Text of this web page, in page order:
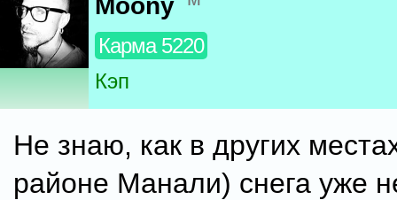
Moony
Карма 5220
Кэп
Не знаю, как в других
районе Манали) снега уже